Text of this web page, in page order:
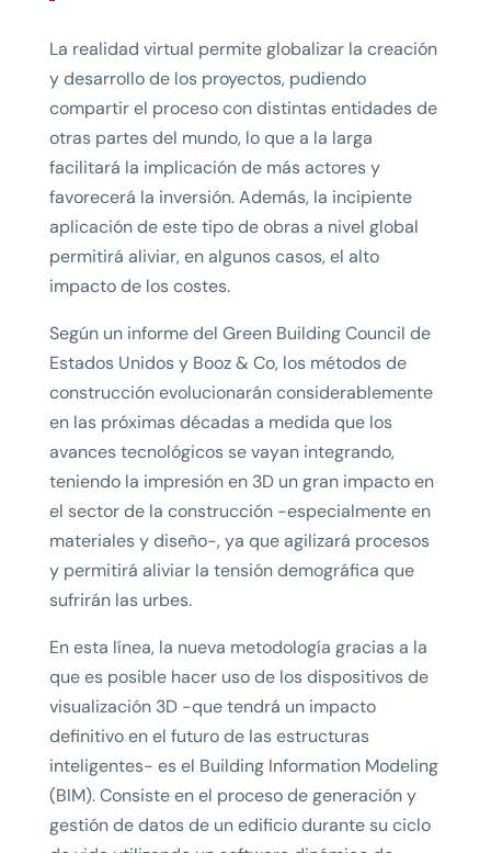
La realidad virtual permite globalizar la creación
y desarrollo de los proyectos, pudiendo
compartir el proceso con distintas entidades de
otras partes del mundo, lo que a la larga
facilitará la implicación de más actores y
favorecerá la inversión. Además, la incipiente
aplicación de este tipo de obras a nivel global
permitirá aliviar, en algunos casos, el alto
impacto de los costes.
Según un informe del Green Building Council de
Estados Unidos y Booz & Co, los métodos de
construcción evolucionarán considerablemente
en las próximas décadas a medida que los
avances tecnológicos se vayan integrando,
teniendo la impresión en 3D un gran impacto en
el sector de la construcción -especialmente en
materiales y diseño-, ya que agilizará procesos
y permitirá aliviar la tensión demográfica que
sufrirán las urbes.
En esta línea, la nueva metodología gracias a la
que es posible hacer uso de los dispositivos de
visualización 3D -que tendrá un impacto
definitivo en el futuro de las estructuras
inteligentes- es el Building Information Modeling
(BIM). Consiste en el proceso de generación y
gestión de datos de un edificio durante su ciclo